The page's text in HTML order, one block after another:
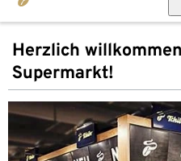
Herzlich
Supermarkt!